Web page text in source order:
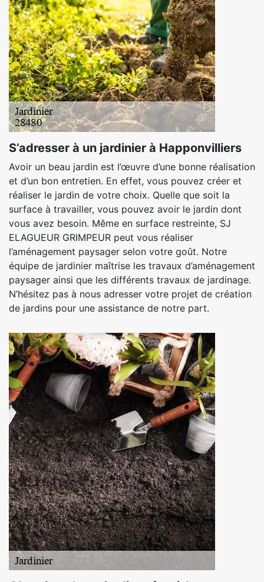
S’adresser à un jardinier à Happonvilliers
Avoir un beau jardin est l’œuvre d’une bonne réalisation
et d’un bon entretien. En effet, vous pouvez créer et
réaliser le jardin de votre choix. Quelle que soit la
surface à travailler, vous pouvez avoir le jardin dont
vous avez besoin. Même en surface restreinte, SJ
ELAGUEUR GRIMPEUR peut vous réaliser
l’aménagement paysager selon votre goût. Notre
équipe de jardinier maîtrise les travaux d’aménagement
paysager ainsi que les différents travaux de jardinage.
N’hésitez pas à nous adresser votre projet de création
de jardins pour une assistance de notre part.